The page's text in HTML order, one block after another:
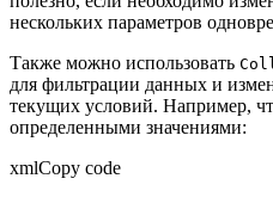
нескольких параметров
Также можно использовать
для фильтрации данных и
текущих условий. Например,
определенными значениями:
xmlCopy code